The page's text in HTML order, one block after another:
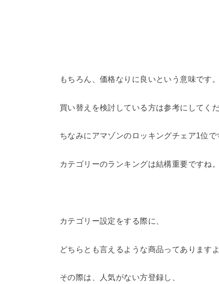
もちろん、価格なりに良いという意味です。
買い替えを検討している方は参考にしてくだ
ちなみにアマゾンのロッキングチェア1位で
カテゴリーのランキングは結構重要ですね。
カテゴリー設定をする際に、
どちらとも言えるような商品ってありますよ
その際は、人気がない方登録し、